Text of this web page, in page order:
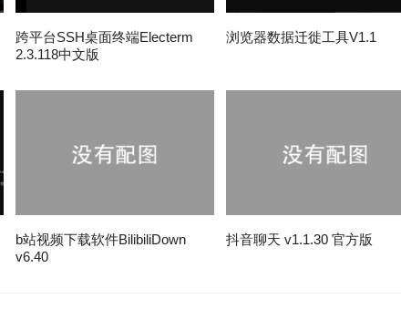
跨平台SSH桌面终端Electerm
2.3.118中文版
浏览器数据迁徙工具V1.1
b站视频下载软件BilibiliDown
v6.40
抖音聊天 v1.1.30 官方版